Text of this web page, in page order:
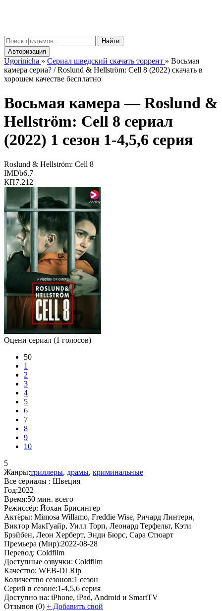
Найти
Авторизация
Ugorinicha » Сериал шведский скачать торрент » Восьмая
камера сериа? / Roslund & Hellström: Cell 8 (2022) скачать в
хорошем качестве бесплатно
Восьмая камера —Roslund &
Hellström: Cell 8 сериал
(2022) 1 сезон 1-4,5,6 серия
Roslund & Hellström: Cell 8
IMDb6.7
КП7.212
Оцени сериал (1 голосов)
50
1
2
3
4
5
6
7
8
9
10
5
Жанры:триллеры, драмы, криминальные
Все сериалы : Швеция
Год:2022
Время:50 мин. всего
Режиссёр: Йохан Брисингер
Актёры: Mimosa Willamo, Freddie Wise, Ричард Линтерн,
Виктор МакГуайр, Уилл Торп, Леонард Терфельт, Кэти
Брэйбен, Леон Херберт, Энди Бюрс, Сара Стюарт
Премьера (Мир):2022-08-28
Перевод: Coldfilm
Доступные озвучки: Coldfilm
Качество: WEB-DLRip
Количество сезонов:1 сезон
Серий в сезоне:1-4,5,6 серия
Доступно на: iPhone, iPad, Android и SmartTV
Отзывов (0) + Добавить свой